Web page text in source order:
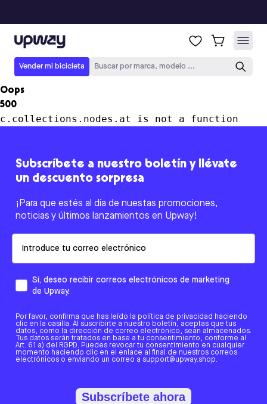
Upway
Vender mi bicicleta Buscar por marca, modelo ...
Oops
500
c.collections.nodes.at is not a function
Subscríbete a nuestro boletín y llévate
un descuento sorpresa
¡Para que estés al día de nuestas promociones,
noticias y últimos lanzamientos en Upway!
Sí, deseo recibir correos electrónicos de marketing
de Upway.
Por favor, confirma que has leído la política de privacidad haciendo
clic en la casilla. Al suscribirte a nuestro boletín, aceptas que tus
datos, como la dirección de correo electrónico, sean almacenados.
Tus datos serán tratados en base a tu consentimiento, conforme al
Art. 6.1 a) del RGPD. Puedes revocar tu consentimiento en cualquier
momento haciendo clic en el enlace al final de nuestros correos
electrónicos o enviando un correo a support@upway.shop.
Subscríbete ahora